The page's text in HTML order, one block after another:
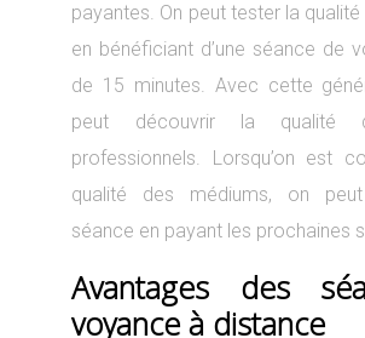
payantes. On peut tester la
en bénéficiant d’une séance de
de 15 minutes. Avec cette
peut découvrir la qualité
professionnels. Lorsqu’on est
qualité des médiums, on
séance en payant les prochaines
Avantages des
voyance à distance